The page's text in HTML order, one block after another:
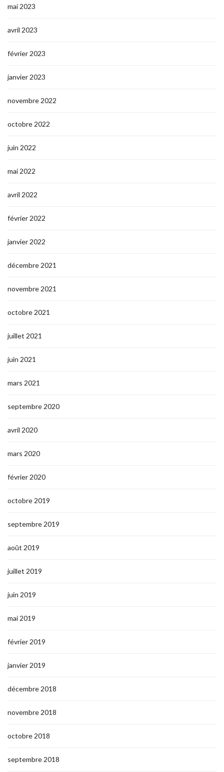
mai 2023
avril 2023
février 2023
janvier 2023
novembre 2022
octobre 2022
juin 2022
mai 2022
avril 2022
février 2022
janvier 2022
décembre 2021
novembre 2021
octobre 2021
juillet 2021
juin 2021
mars 2021
septembre 2020
avril 2020
mars 2020
février 2020
octobre 2019
septembre 2019
août 2019
juillet 2019
juin 2019
mai 2019
février 2019
janvier 2019
décembre 2018
novembre 2018
octobre 2018
septembre 2018